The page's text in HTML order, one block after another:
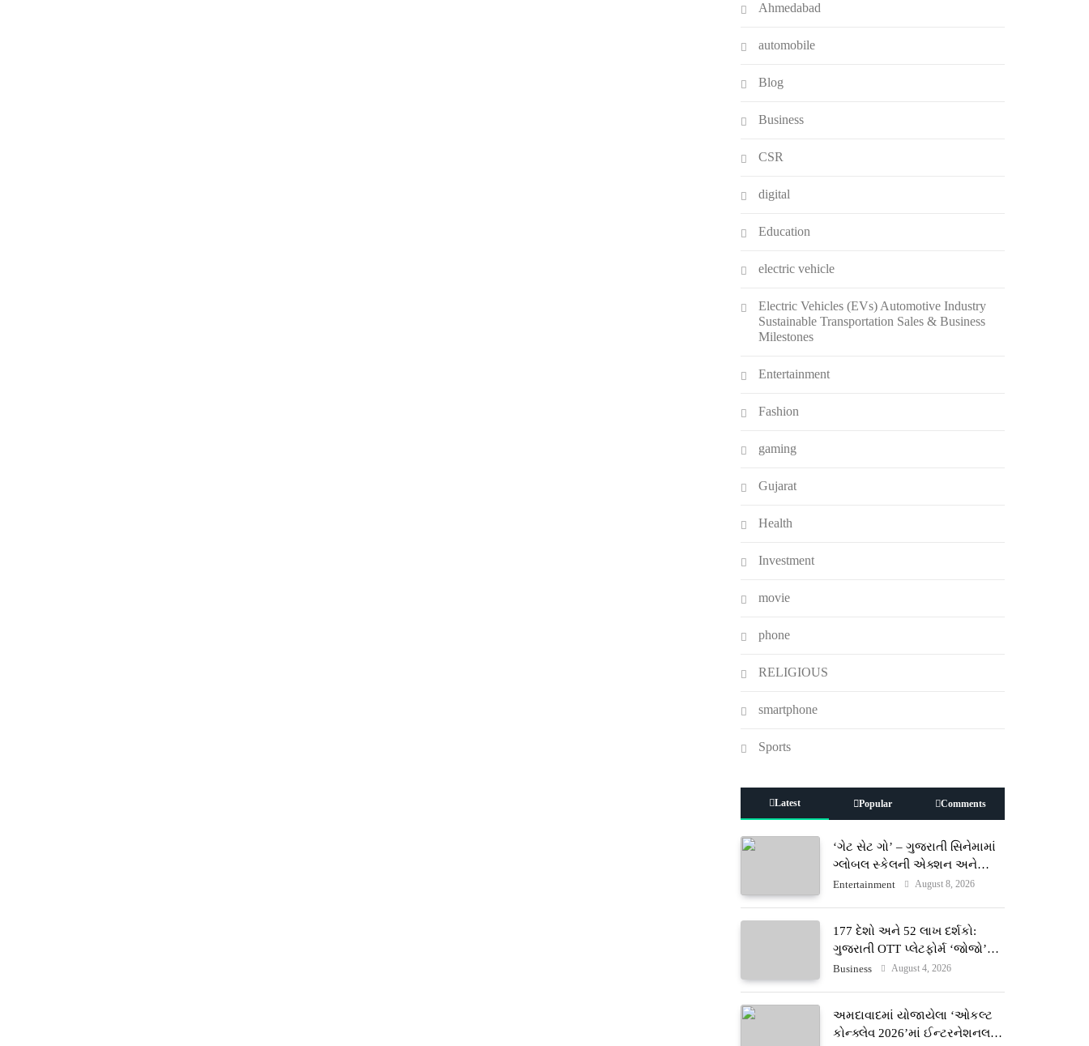
Ahmedabad
automobile
Blog
Business
CSR
digital
Education
electric vehicle
Electric Vehicles (EVs) Automotive Industry
Sustainable Transportation Sales & Business
Milestones
Entertainment
Fashion
gaming
Gujarat
Health
Investment
movie
phone
RELIGIOUS
smartphone
Sports
Latest Popular Comments
‘ગેટ સેટ ગો’ – ગુજરાતી સિનેમામાં
ગ્લોબલ સ્કેલની એક્શન અને
રોમાંચનો નવો અધ્યાય
Entertainment August 8, 2026
177 દેશો અને 52 લાખ દર્શકો:
ગુજરાતી OTT પ્લેટફોર્મ ‘જોજો’
(JOJO) નો વિશ્વભરમાં દબદબો
Business August 4, 2026
અમદાવાદમાં યોજાયેલા ‘ઓકલ્ટ
કોન્ક્લેવ 2026’માં ઈન્ટરનેશનલ